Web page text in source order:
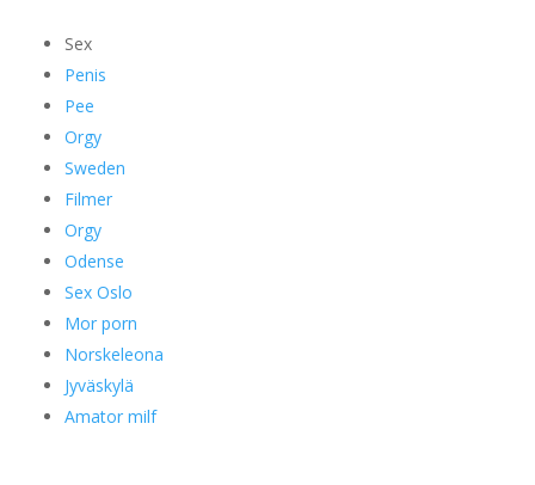
Sex
Penis
Pee
Orgy
Sweden
Filmer
Orgy
Odense
Sex Oslo
Mor porn
Norskeleona
Jyväskylä
Amator milf